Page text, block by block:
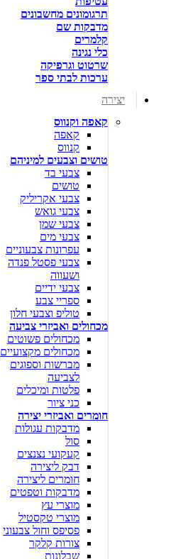
תרגומונים מחשבונים
מדבקות שם
קלמרים
כלי נגינה
שרטוט וגרפיקה
ערכות לבתי ספר
יצירה
קאפה וקנווס
קאפה
קנווס
טושים וצבעים למיניהם
צבעי בד
טושים
צבעי אקריליק
צבעי גואש
צבעי שמן
צבעי מים
עפרונות צבעוניים
צבעי פסטל פנדה
ושעווה
צבעי ידיים
ספריי צבע
טוליפ וצבעי חלון
מכחולים ואביזרי צביעה
מכחולים פשוטים
מכחולים מקצועיים
מברשות וספוגים
לצביעה
פלטות ומיכלים
כני ציור
חומרים ואביזרי יצירה
מדבקות עגולות
סול
קעקועי נצנצים
דבק ליצירה
חומרים ליצירה
מדבקות וטפטים
מוצרי עץ
מוצרי טקסטיל
פסיפס וחול צבעוני
צורות קלקר
שבלונות